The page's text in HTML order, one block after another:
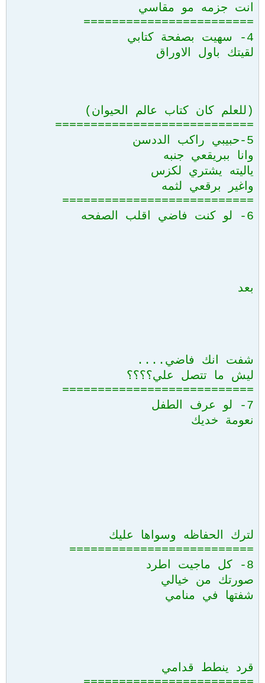
انت جزمه مو مقاسي
========================
4- سهيت بصفحة كتابي
لقيتك باول الاوراق
(للعلم كان كتاب عالم الحيوان)
============================
5-حبيبي راكب الددسن
وانا ببريقعي جنبه
ياليته يشتري لكزس
واغير برقعي لثمه
===========================
6- لو كنت فاضي اقلب الصفحه
بعد
شفت انك فاضي....
ليش ما تتصل علي؟؟؟؟
===========================
7- لو عرف الطفل
نعومة خديك
لترك الحفاظه وسواها عليك
==========================
8- كل ماجيت اطرد
صورتك من خيالي
شفتها في منامي
قرد ينطط قدامي